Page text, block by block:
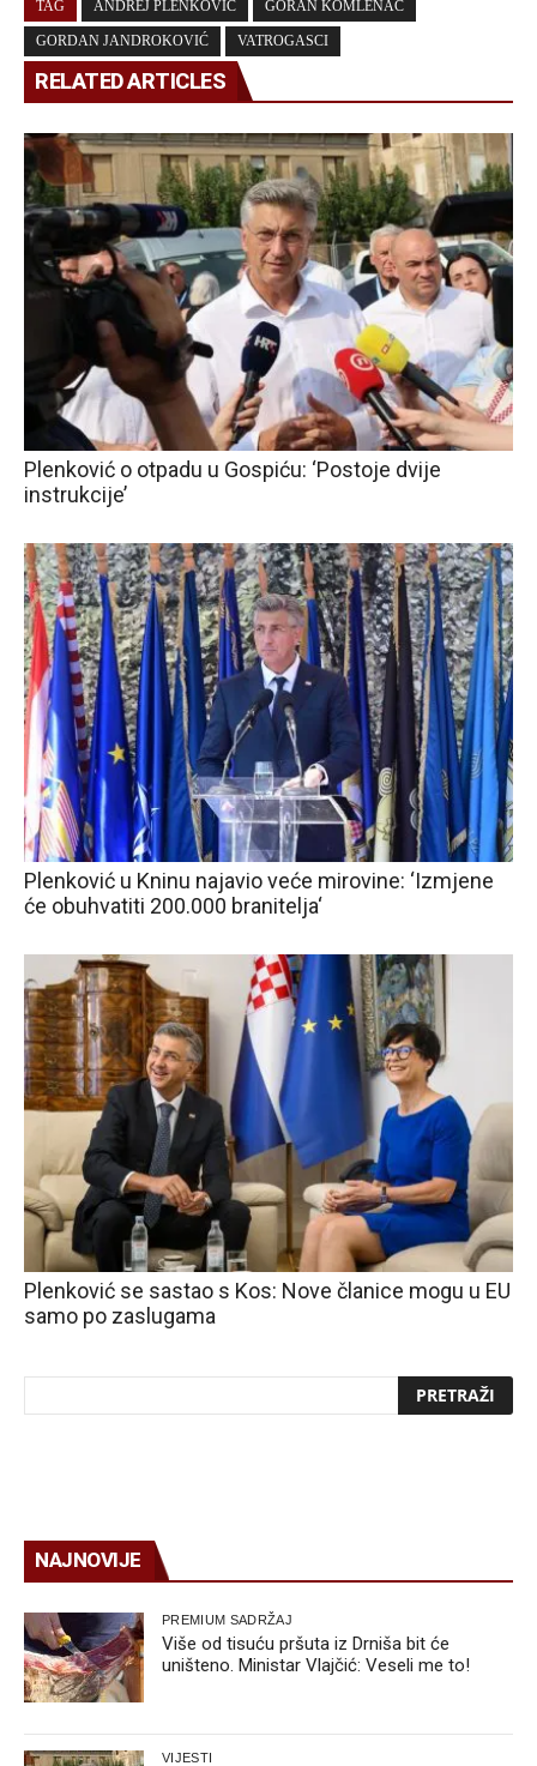
TAG ANDREJ PLENKOVIĆ GORAN KOMLENAC
GORDAN JANDROKOVIĆ VATROGASCI
RELATED ARTICLES
Plenković o otpadu u Gospiću: ‘Postoje dvije
instrukcije’
Plenković u Kninu najavio veće mirovine: ‘Izmjene
će obuhvatiti 200.000 branitelja‘
Plenković se sastao s Kos: Nove članice mogu u EU
samo po zaslugama
NAJNOVIJE
PREMIUM SADRŽAJ
Više od tisuću pršuta iz Drniša bit će
uništeno. Ministar Vlajčić: Veseli me to!
VIJESTI